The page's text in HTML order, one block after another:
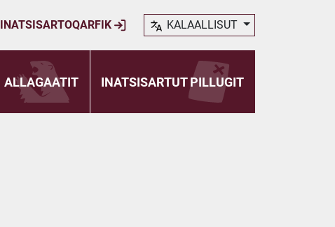
INATSISARTOQARFIK KALAALLISUT
ALLAGAATIT INATSISARTUT PILLUGIT